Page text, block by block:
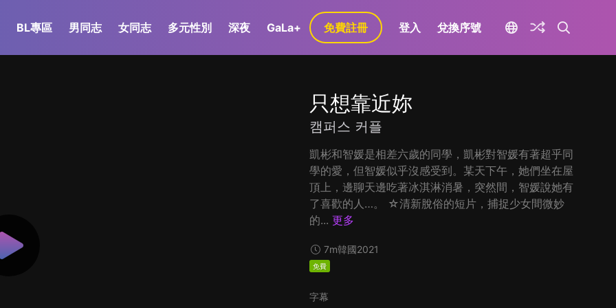
BL專區 男同志 女同志 多元性別 深夜 GaLa+ 免費註冊 登入 兌換序號
只想靠近妳
캠퍼스 커플
凱彬和智媛是相差六歲的同學，凱彬對智媛有著超乎同
學的愛，但智媛似乎沒感受到。某天下午，她們坐在屋
頂上，邊聊天邊吃著冰淇淋消暑，突然間，智媛說她有
了喜歡的人…。 ☆清新脫俗的短片，捕捉少女間微妙
的... 更多
7m韓國2021
免費
字幕